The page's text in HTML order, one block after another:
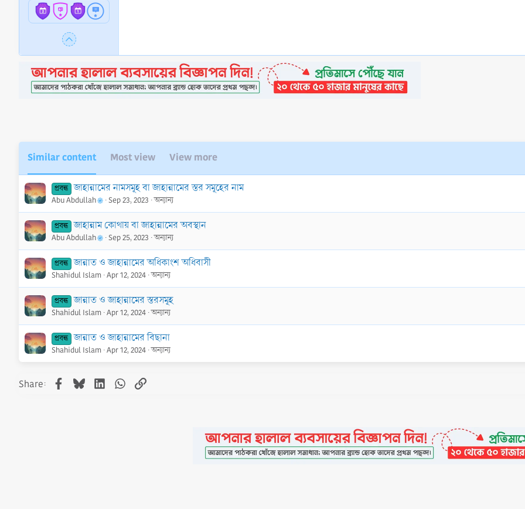
Similar content Most view View more
প্রবন্ধ জাহান্নামের নামসমূহ বা জাহান্নামের স্তর সমূহের নাম
Abu Abdullah Sep 23, 2023 অন্যান্য
প্রবন্ধ জাহান্নাম কোথায় বা জাহান্নামের অবস্থান
Abu Abdullah Sep 25, 2023 অন্যান্য
প্রবন্ধ জান্নাত ও জাহান্নামের অধিকাংশ অধিবাসী
Shahidul Islam Apr 12, 2024 অন্যান্য
প্রবন্ধ জান্নাত ও জাহান্নামের স্তরসমূহ
Shahidul Islam Apr 12, 2024 অন্যান্য
প্রবন্ধ জান্নাত ও জাহান্নামের বিছানা
Shahidul Islam Apr 12, 2024 অন্যান্য
Share: Facebook
BlueskyLinkedInWhatsApp
Link